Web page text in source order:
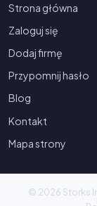
Strona główna
Zaloguj się
Dodaj firmę
Przypomnij hasło
Blog
Kontakt
Mapa strony
© 2026 Storks